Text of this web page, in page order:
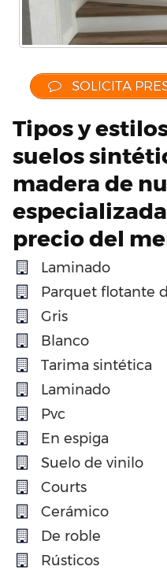
SOLICITA
Tipos y
suelos
madera de
precio del
Laminado
Parquet flotante
Gris
Blanco
Tarima sintética
Laminado
Pvc
En espiga
Suelo de vinilo
Courts
Cerámico
De roble
Rústicos